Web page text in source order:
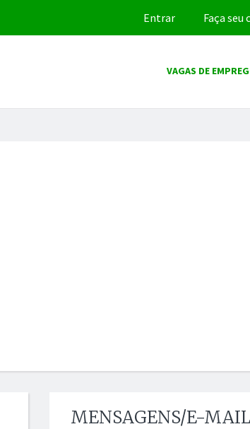
Entrar Faça seu
VAGAS DE
MENSAGENS/E-